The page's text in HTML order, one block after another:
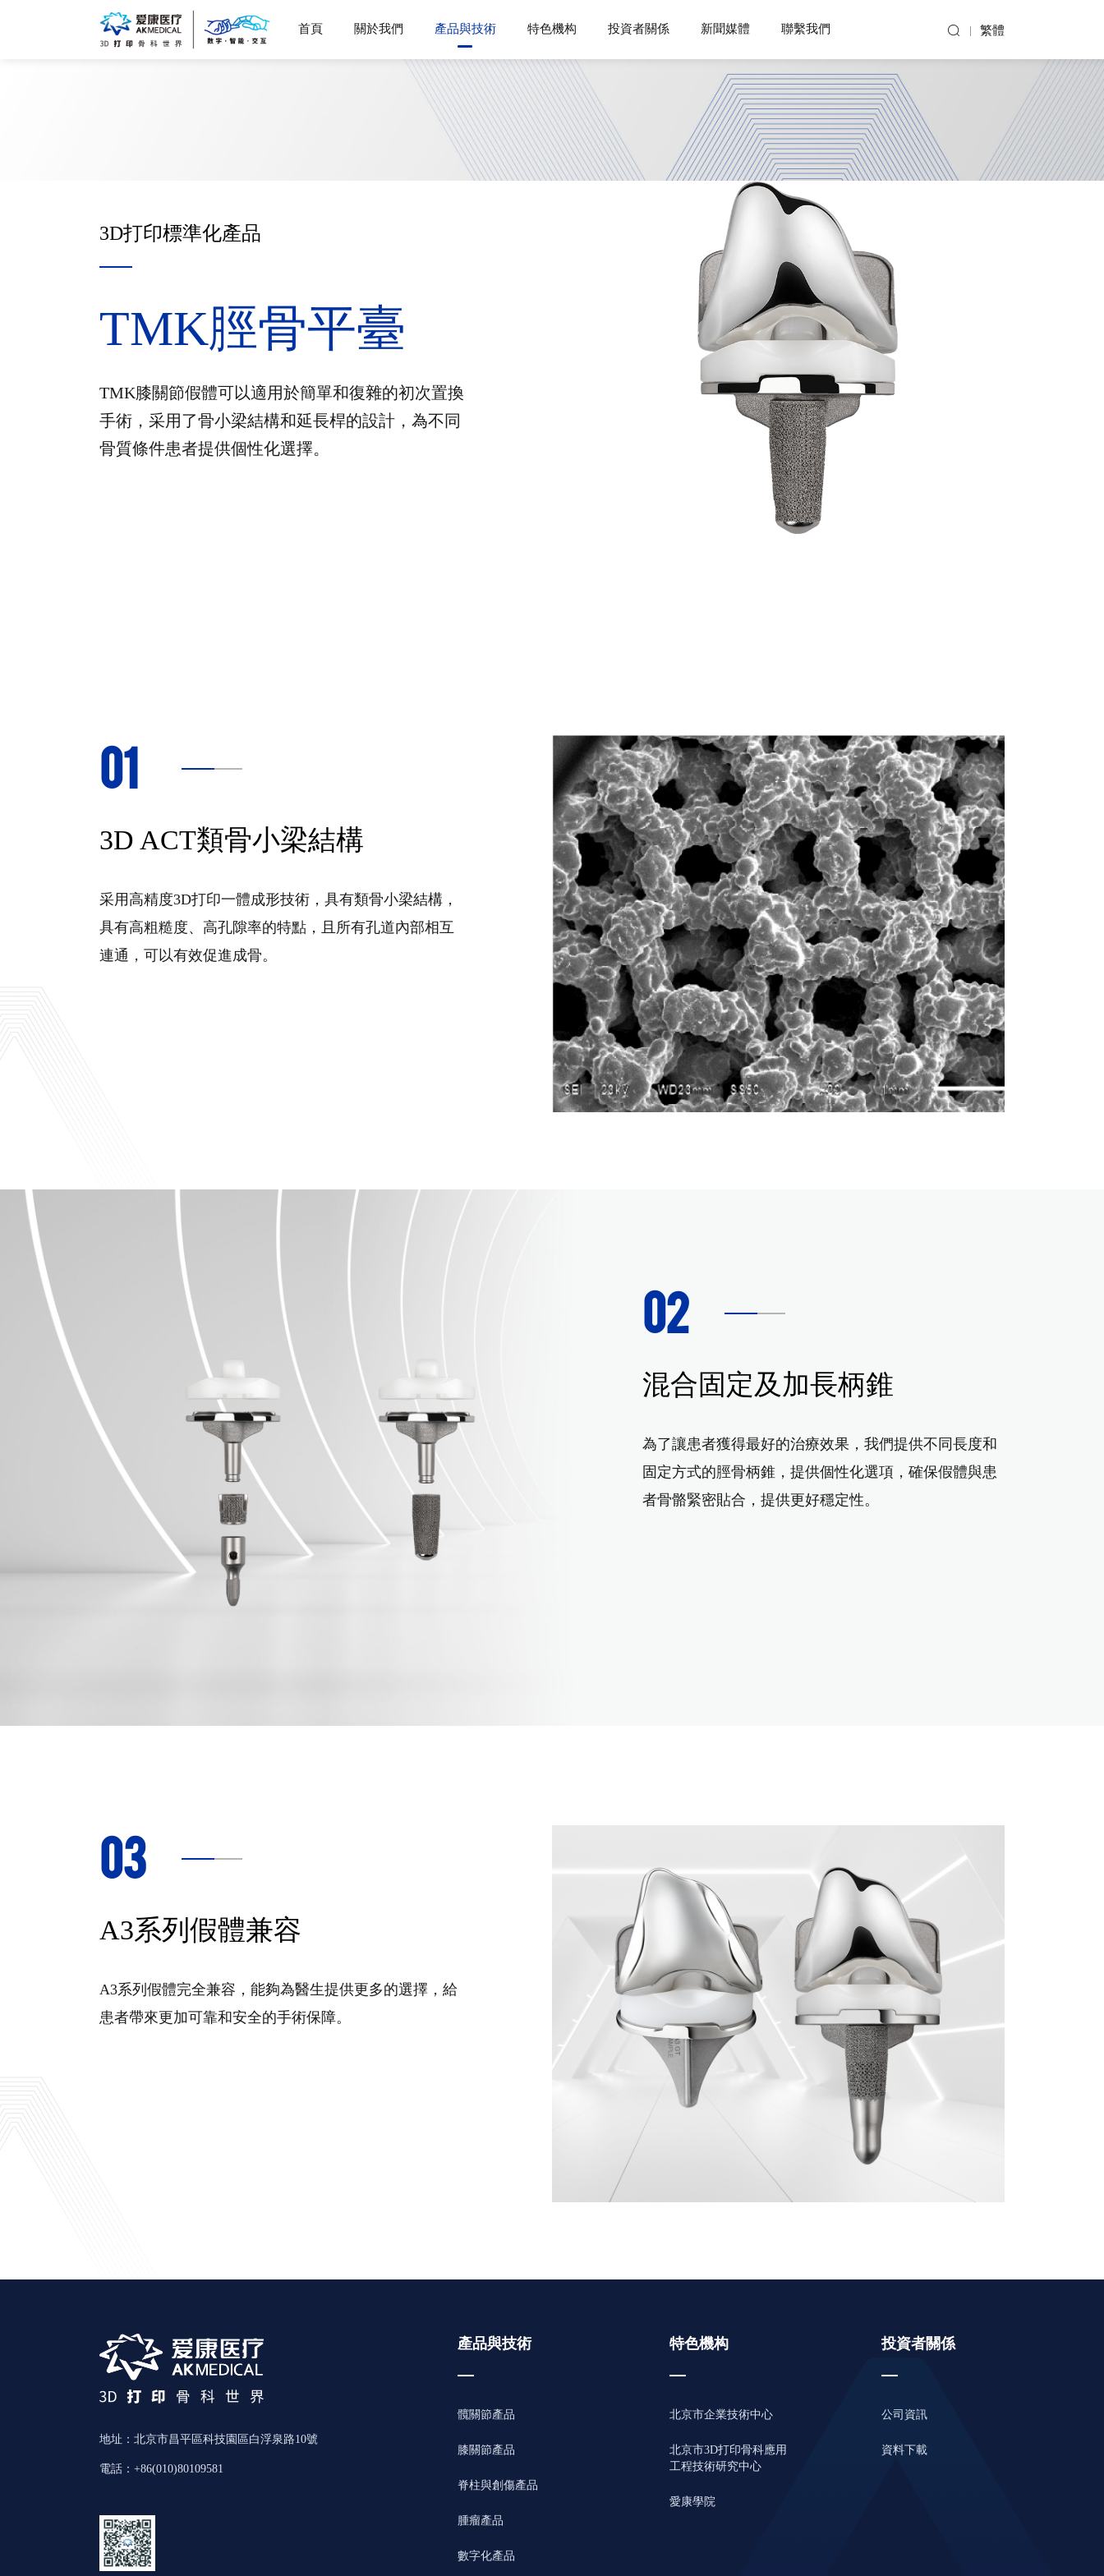
首頁 關於我們 產品與技術 特色機构 投資者關係 新聞媒體 聯繫我們 繁體
3D打印標準化產品
TMK脛骨平臺
TMK膝關節假體可以適用於簡單和復雜的初次置換
手術，采用了骨小梁結構和延長桿的設計，為不同
骨質條件患者提供個性化選擇。
01
3D ACT類骨小梁結構
采用高精度3D打印一體成形技術，具有類骨小梁結構，
具有高粗糙度、高孔隙率的特點，且所有孔道內部相互
連通，可以有效促進成骨。
02
混合固定及加長柄錐
為了讓患者獲得最好的治療效果，我們提供不同長度和
固定方式的脛骨柄錐，提供個性化選項，確保假體與患
者骨骼緊密貼合，提供更好穩定性。
03
A3系列假體兼容
A3系列假體完全兼容，能夠為醫生提供更多的選擇，給
患者帶來更加可靠和安全的手術保障。
產品與技術
髖關節產品
膝關節產品
脊柱與創傷產品
腫瘤產品
數字化產品
特色機构
北京市企業技術中心
北京市3D打印骨科應用
工程技術研究中心
愛康學院
投資者關係
公司資訊
資料下載
地址：北京市昌平區科技園區白浮泉路10號
電話：+86(010)80109581